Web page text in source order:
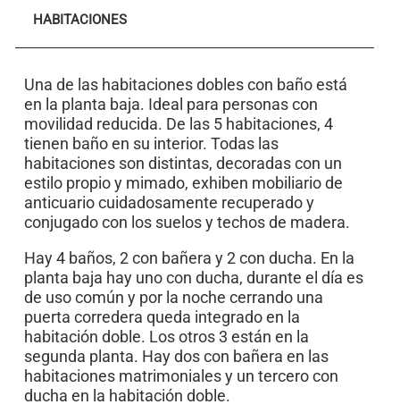
HABITACIONES
Una de las habitaciones dobles con baño está
en la planta baja. Ideal para personas con
movilidad reducida. De las 5 habitaciones, 4
tienen baño en su interior. Todas las
habitaciones son distintas, decoradas con un
estilo propio y mimado, exhiben mobiliario de
anticuario cuidadosamente recuperado y
conjugado con los suelos y techos de madera.
Hay 4 baños, 2 con bañera y 2 con ducha. En la
planta baja hay uno con ducha, durante el día es
de uso común y por la noche cerrando una
puerta corredera queda integrado en la
habitación doble. Los otros 3 están en la
segunda planta. Hay dos con bañera en las
habitaciones matrimoniales y un tercero con
ducha en la habitación doble.